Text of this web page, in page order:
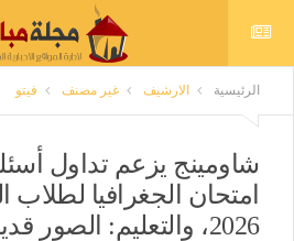
الرئيسية الارشيف غير مصنف فيتو
شاومينج يزعم تداول
امتحان الجغرافيا لطلاب
2026، والتعليم: الصور